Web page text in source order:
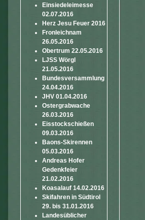
Einsiedeleimesse
02.07.2016
Herz Jesu Feuer 2016
Fronleichnam
26.05.2016
Obertrum 22.05.2016
LJSS Wörgl
21.05.2016
Bundesversammlung
24.04.2016
JHV 01.04.2016
Ostergrabwache
26.03.2016
Eisstockschießen
09.03.2016
Baons-Skirennen
05.03.2016
Andreas Hofer
Gedenkfeier
21.02.2016
Koasalauf 14.02.2016
Skifahren in Südtirol
29. bis 31.01.2016
Landesüblicher